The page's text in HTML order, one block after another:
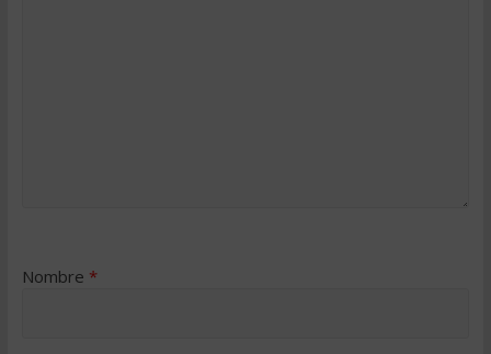
Nombre *